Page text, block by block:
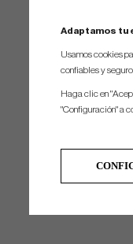
Adaptamos tu
Usamos cookies
confiables y
Haga clic en
"Configuración" a